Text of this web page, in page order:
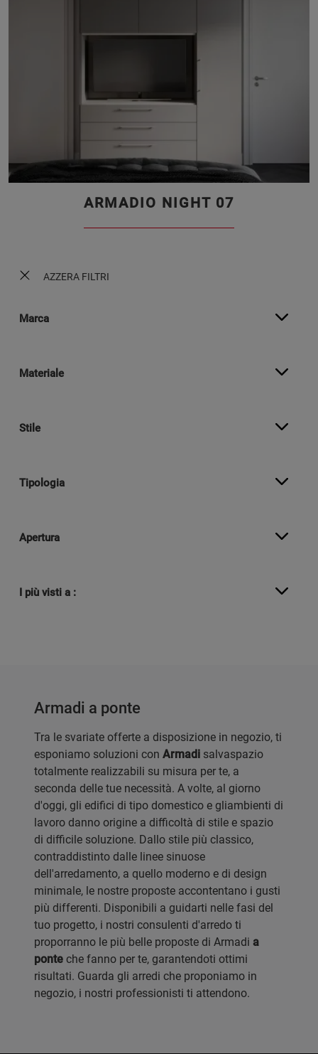
AZZERA FILTRI
Marca
Materiale
Stile
Tipologia
Apertura
I più visti a :
ARMADIO NIGHT 07
Armadi a ponte
Tra le svariate offerte a disposizione in negozio, ti
esponiamo soluzioni con Armadi salvaspazio
totalmente realizzabili su misura per te, a
seconda delle tue necessità. A volte, al giorno
d'oggi, gli edifici di tipo domestico e gliambienti di
lavoro danno origine a difficoltà di stile e spazio
di difficile soluzione. Dallo stile più classico,
contraddistinto dalle linee sinuose
dell'arredamento, a quello moderno e di design
minimale, le nostre proposte accontentano i gusti
più differenti. Disponibili a guidarti nelle fasi del
tuo progetto, i nostri consulenti d'arredo ti
proporranno le più belle proposte di Armadi a
ponte che fanno per te, garantendoti ottimi
risultati. Guarda gli arredi che proponiamo in
negozio, i nostri professionisti ti attendono.